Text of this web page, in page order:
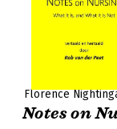
Florence
Notes on